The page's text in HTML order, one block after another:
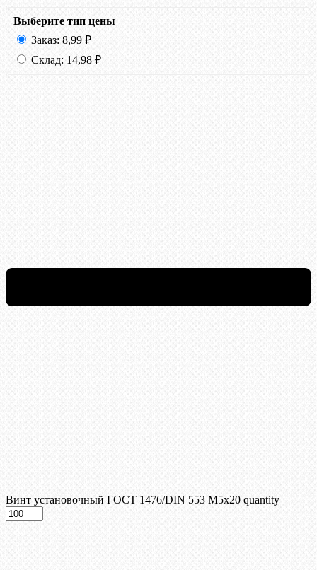
Выберите тип цены
Заказ: 8,99 ₽
Склад: 14,98 ₽
Винт установочный ГОСТ 1476/DIN 553 М5x20 quantity